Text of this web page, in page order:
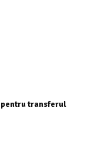
transferul